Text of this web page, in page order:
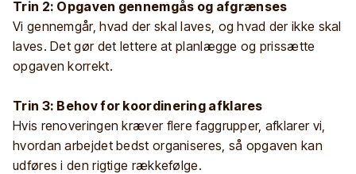
Trin 2: Opgaven gennemgås og afgrænses
Vi gennemgår, hvad der skal laves, og hvad der ikke skal
laves. Det gør det lettere at planlægge og prissætte
opgaven korrekt.
Trin 3: Behov for koordinering afklares
Hvis renoveringen kræver flere faggrupper, afklarer vi,
hvordan arbejdet bedst organiseres, så opgaven kan
udføres i den rigtige rækkefølge.